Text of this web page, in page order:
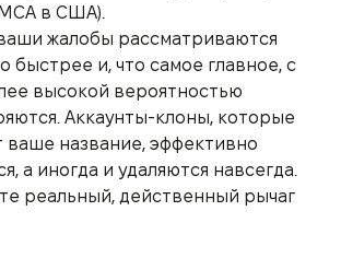
в США).
жалобы рассматриваются
быстрее и, что самое главное, с
высокой вероятностью
Аккаунты-клоны, которые
ваше название, эффективно
а иногда и удаляются навсегда.
реальный, действенный рычаг